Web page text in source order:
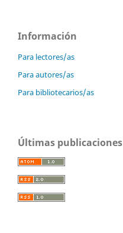
Información
Para lectores/as
Para autores/as
Para bibliotecarios/as
Últimas publicaciones